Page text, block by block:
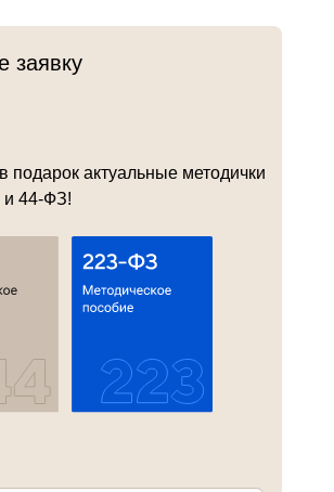
подарок актуальные методички
и 44-ФЗ!
заявку